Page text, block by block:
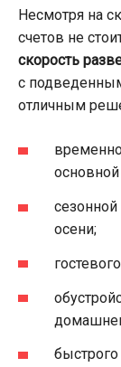
Несмотря на
счетов не
скорость
с
отличным
осени;